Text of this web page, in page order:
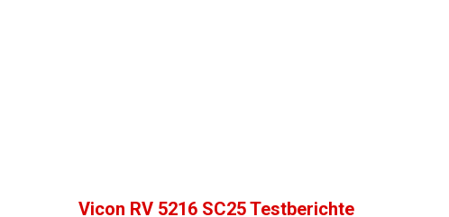
Vicon RV 5216 SC25Testberichte